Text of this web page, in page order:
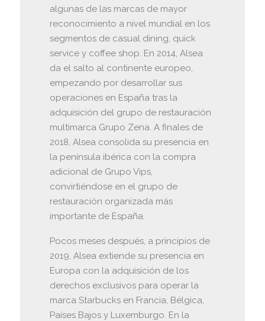
algunas de las marcas de mayor
reconocimiento a nivel mundial en los
segmentos de casual dining, quick
service y coffee shop. En 2014, Alsea
da el salto al continente europeo,
empezando por desarrollar sus
operaciones en España tras la
adquisición del grupo de restauración
multimarca Grupo Zena. A finales de
2018, Alsea consolida su presencia en
la península ibérica con la compra
adicional de Grupo Vips,
convirtiéndose en el grupo de
restauración organizada más
importante de España.
Pocos meses después, a principios de
2019, Alsea extiende su presencia en
Europa con la adquisición de los
derechos exclusivos para operar la
marca Starbucks en Francia, Bélgica,
Países Bajos y Luxemburgo. En la